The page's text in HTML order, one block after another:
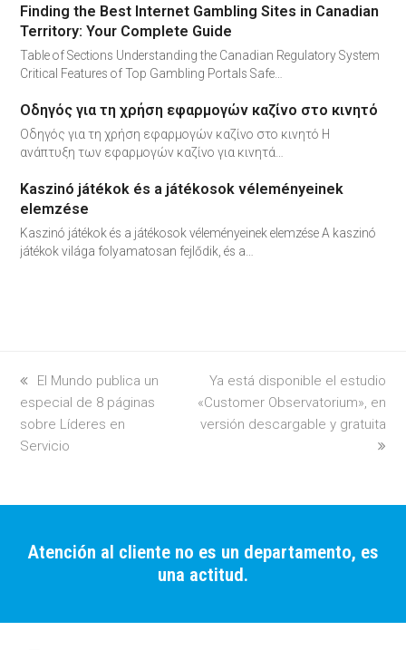
Finding the Best Internet Gambling Sites in Canadian
Territory: Your Complete Guide
Table of Sections Understanding the Canadian Regulatory System
Critical Features of Top Gambling Portals Safe…
Οδηγός για τη χρήση εφαρμογών καζίνο στο κινητό
Οδηγός για τη χρήση εφαρμογών καζίνο στο κινητό Η
ανάπτυξη των εφαρμογών καζίνο για κινητά…
Kaszinó játékok és a játékosok véleményeinek
elemzése
Kaszinó játékok és a játékosok véleményeinek elemzése A kaszinó
játékok világa folyamatosan fejlődik, és a…
previous
post:
El Mundo publica un
especial de 8 páginas
sobre Líderes en
Servicio
next
post:
Ya está disponible el estudio
«Customer Observatorium», en
versión descargable y gratuita
Atención al cliente no es un departamento, es
una actitud.